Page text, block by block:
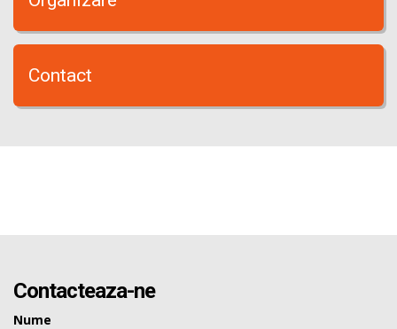
Contact
Contacteaza-ne
Nume